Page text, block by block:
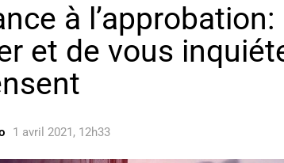
à
et de vous
1 avril 2021, 12h33